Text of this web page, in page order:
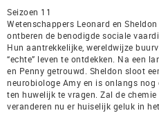
Seizoen 11
Wetenschappers Leonard en
ontberen de benodigde sociale
Hun aantrekkelijke, wereldwijze
“echte” leven te ontdekken. Na een
en Penny getrouwd. Sheldon sloot
neurobiologe Amy en is onlangs
ten huwelijk te vragen. Zal de
veranderen nu er huiselijk geluk in